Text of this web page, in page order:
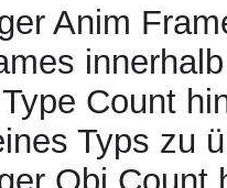
Anim
Count
Typs zu